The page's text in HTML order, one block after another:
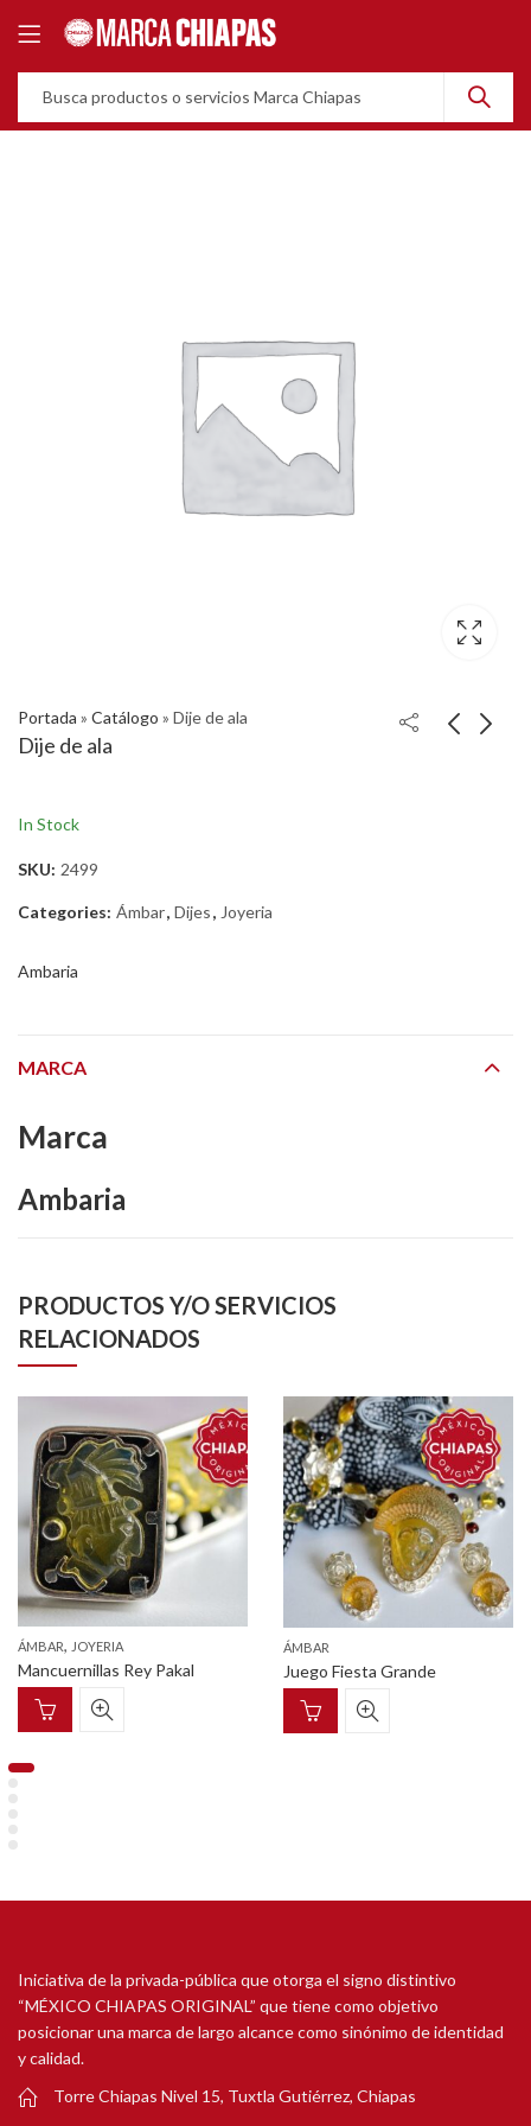
Portada » Catálogo » Dije de ala
Dije de ala
In Stock
SKU: 2499
Categories: Ámbar, Dijes, Joyeria
Ambaria
MARCA
Marca
Ambaria
PRODUCTOS Y/O SERVICIOS
RELACIONADOS
ÁMBAR, JOYERIA
Mancuernillas Rey Pakal
ÁMBAR
Juego Fiesta Grande
Iniciativa de la privada-pública que otorga el signo distintivo
“MÉXICO CHIAPAS ORIGINAL” que tiene como objetivo
posicionar una marca de largo alcance como sinónimo de identidad
y calidad.
Torre Chiapas Nivel 15, Tuxtla Gutiérrez, Chiapas